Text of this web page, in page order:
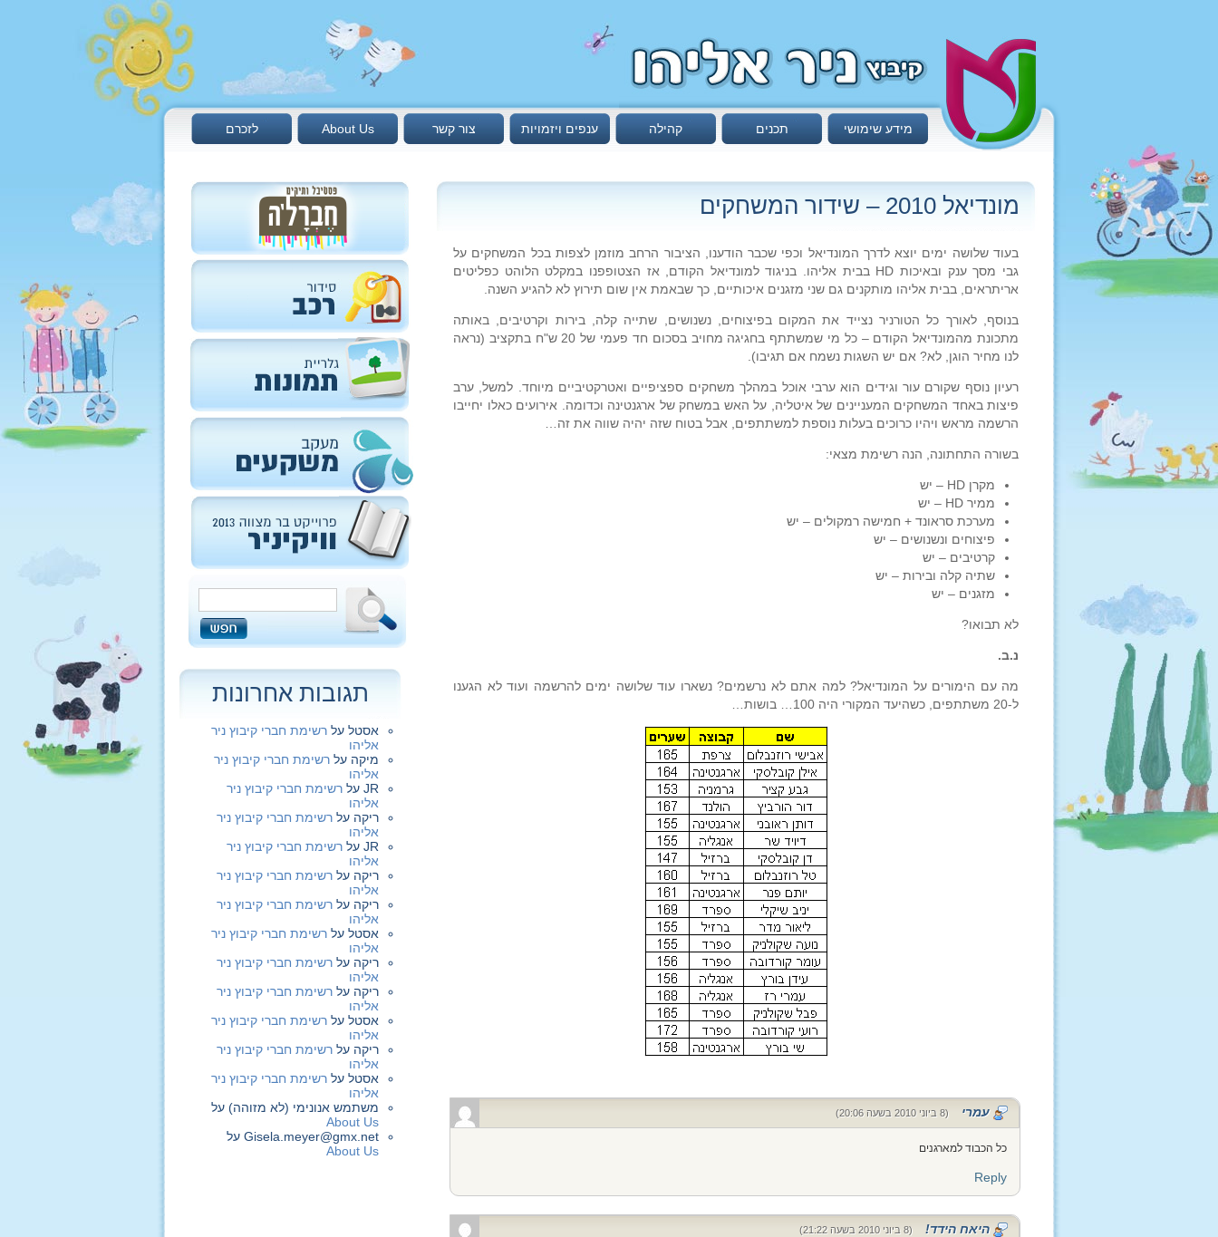
לזכרם About Us צור קשר ענפים ויזמויות קהילה תכנים מידע שימושי
מונדיאל 2010 – שידור המשחקים
בעוד שלושה ימים יוצא לדרך המונדיאל וכפי שכבר הודענו, הציבור הרחב מוזמן לצפות בכל המשחקים על
גבי מסך ענק ובאיכות HD בבית אליהו. בניגוד למונדיאל הקודם, אז הצטופפנו במקלט הלוהט כפליטים
אריתראים, בבית אליהו מותקנים גם שני מזגנים איכותיים, כך שבאמת אין שום תירוץ לא להגיע השנה.
בנוסף, לאורך כל הטורניר נצייד את המקום בפיצוחים, נשנושים, שתייה קלה, בירות וקרטיבים, באותה
מתכונת מהמונדיאל הקודם – כל מי שמשתתף בחגיגה מחויב בסכום חד פעמי של 20 ש"ח בתקציב (נראה
לנו מחיר הוגן, לא? אם יש השגות נשמח אם תגיבו).
רעיון נוסף שקורם עור וגידים הוא ערבי אוכל במהלך משחקים ספציפיים ואטרקטיביים מיוחד. למשל, ערב
פיצות באחד המשחקים המעניינים של איטליה, על האש במשחק של ארגנטינה וכדומה. אירועים כאלו יחייבו
הרשמה מראש ויהיו כרוכים בעלות נוספת למשתתפים, אבל בטוח שזה יהיה שווה את זה…
בשורה התחתונה, הנה רשימת מצאי:
מקרן HD – יש
ממיר HD – יש
מערכת סראונד + חמישה רמקולים – יש
פיצוחים ונשנושים – יש
קרטיבים – יש
שתיה קלה ובירות – יש
מזגנים – יש
לא תבואו?
נ.ב.
מה עם הימורים על המונדיאל? למה אתם לא נרשמים? נשארו עוד שלושה ימים להרשמה ועוד לא הגענו
ל-20 משתתפים, כשהיעד המקורי היה 100… בושות…
עמרי (8 ביוני 2010 בשעה 20:06)
כל הכבוד למארגנים
Reply
היאח הידד! (8 ביוני 2010 בשעה 21:22)
תגובות אחרונות
אסטל על רשימת חברי קיבוץ ניר
אליהו
מיקה על רשימת חברי קיבוץ ניר
אליהו
JR על רשימת חברי קיבוץ ניר
אליהו
ריקה על רשימת חברי קיבוץ ניר
אליהו
JR על רשימת חברי קיבוץ ניר
אליהו
ריקה על רשימת חברי קיבוץ ניר
אליהו
ריקה על רשימת חברי קיבוץ ניר
אליהו
אסטל על רשימת חברי קיבוץ ניר
אליהו
ריקה על רשימת חברי קיבוץ ניר
אליהו
ריקה על רשימת חברי קיבוץ ניר
אליהו
אסטל על רשימת חברי קיבוץ ניר
אליהו
ריקה על רשימת חברי קיבוץ ניר
אליהו
אסטל על רשימת חברי קיבוץ ניר
אליהו
משתמש אנונימי (לא מזוהה) על
About Us
Gisela.meyer@gmx.net על
About Us